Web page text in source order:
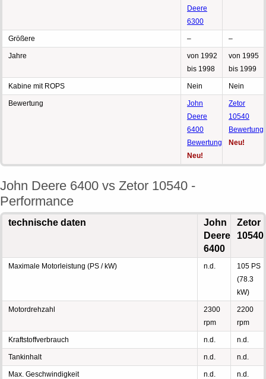
Deere
6300
Größere – –
Jahre
von 1992
bis 1998
von 1995
bis 1999
Kabine mit ROPS Nein Nein
Bewertung
John
Deere
6400
Bewertung
Neu!
Zetor
10540
Bewertung
Neu!
John Deere 6400 vs Zetor 10540 -
Performance
technische daten
John
Deere
6400
Zetor
10540
Maximale Motorleistung (PS / kW) n.d.
105 PS
(78.3
kW)
Motordrehzahl
2300
rpm
2200
rpm
Kraftstoffverbrauch n.d. n.d.
Tankinhalt n.d. n.d.
Max. Geschwindigkeit n.d. n.d.